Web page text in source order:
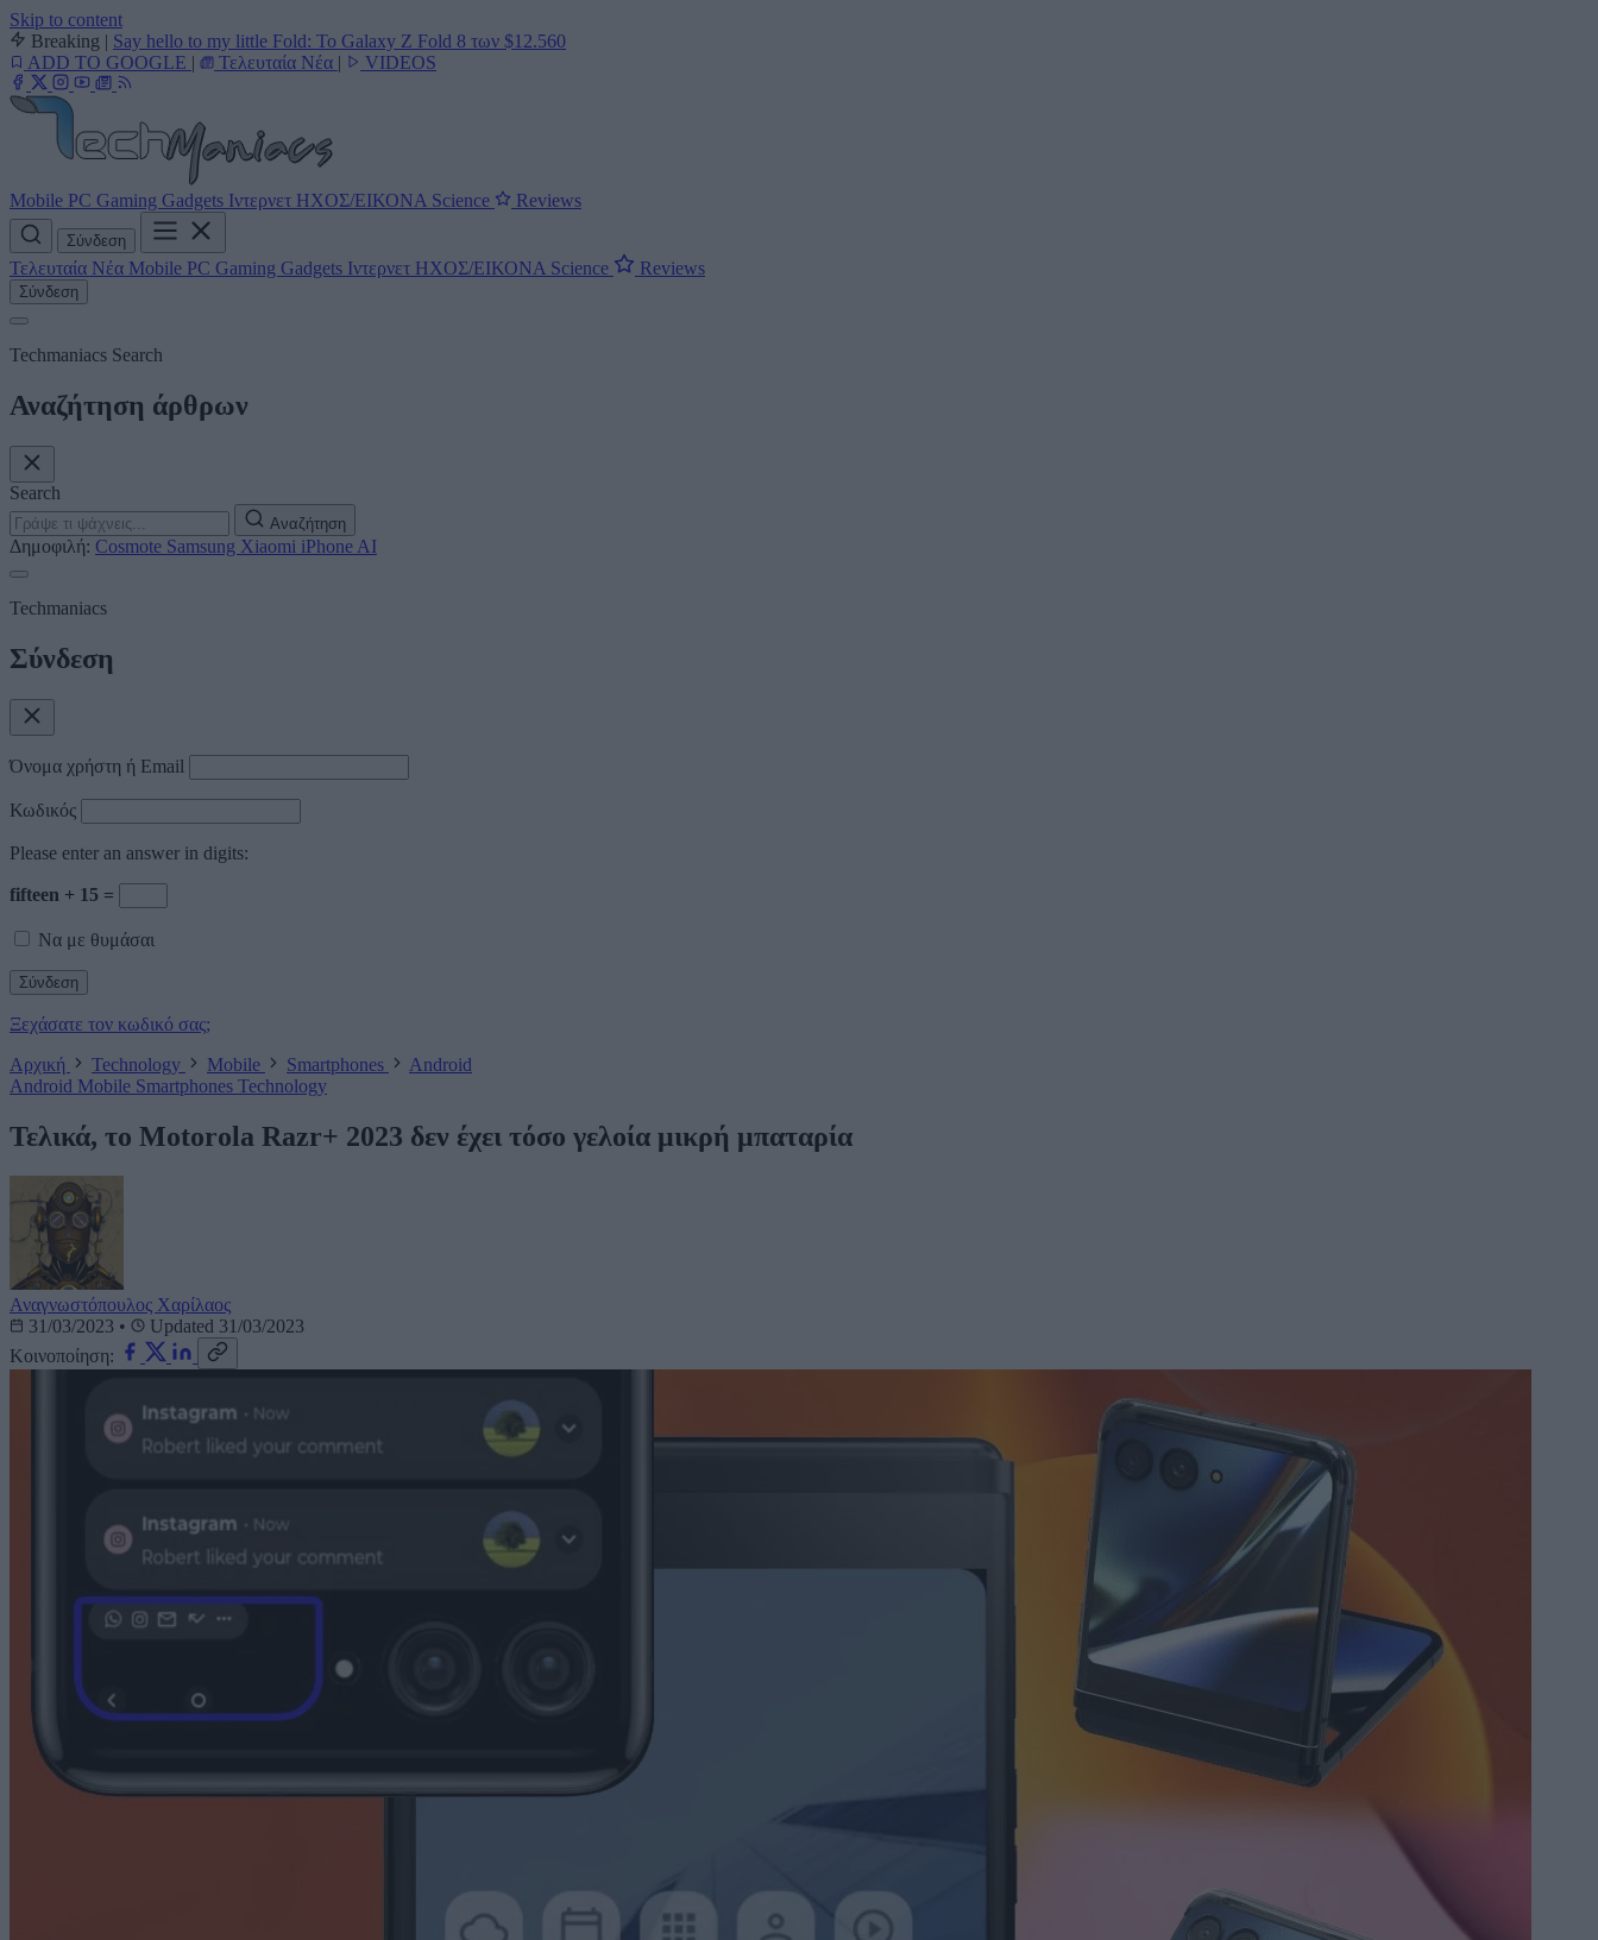
Skip to content
Breaking | Say hello to my little Fold: Το Galaxy Z Fold 8 των $12.560
ADD TO GOOGLE | Τελευταία Νέα | VIDEOS
Mobile PC Gaming Gadgets Ιντερνετ ΗΧΟΣ/ΕΙΚΟΝΑ Science Reviews
Σύνδεση
Τελευταία Νέα Mobile PC Gaming Gadgets Ιντερνετ ΗΧΟΣ/ΕΙΚΟΝΑ Science Reviews
Σύνδεση
Techmaniacs Search
Αναζήτηση άρθρων
Search
Αναζήτηση
Δημοφιλή: Cosmote Samsung Xiaomi iPhone AI
Techmaniacs
Σύνδεση
Όνομα χρήστη ή Email
Κωδικός
Please enter an answer in digits:
fifteen + 15 =
Να με θυμάσαι
Ξεχάσατε τον κωδικό σας;
Αρχική
Technology Mobile Smartphones
Android
Android Mobile Smartphones Technology
Τελικά, το Motorola Razr+ 2023 δεν έχει τόσο γελοία μικρή μπαταρία
Αναγνωστόπουλος Χαρίλαος
31/03/2023 •
Updated 31/03/2023
Κοινοποίηση: